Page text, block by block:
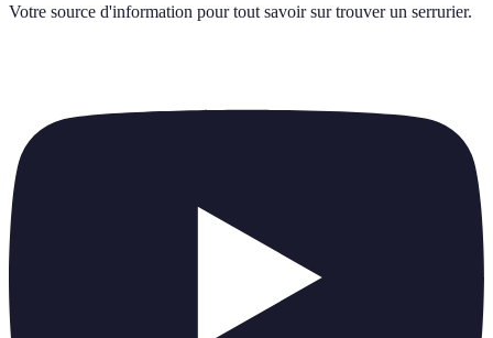
Votre source d'information pour tout savoir sur trouver un serrurier.